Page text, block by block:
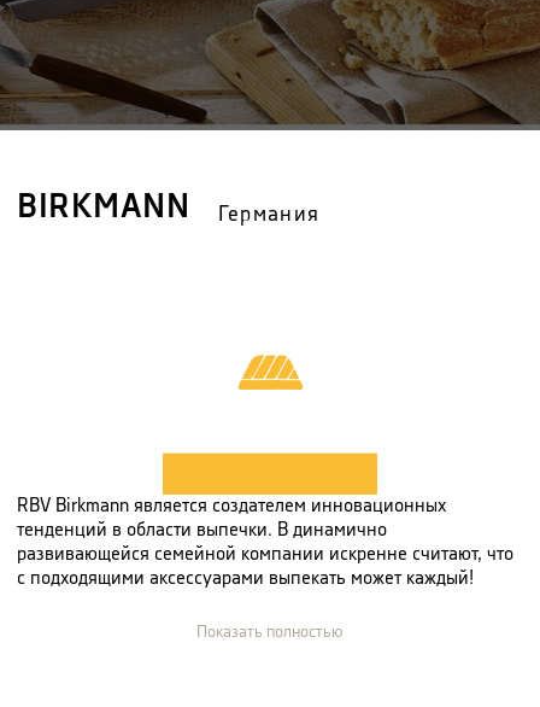
BIRKMANN Германия
RBV Birkmann является создателем инновационных
тенденций в области выпечки. В динамично
развивающейся семейной компании искренне считают, что
с подходящими аксессуарами выпекать может каждый!
тему, доказывая это наличием миллионов поклонников во
Показать полностью